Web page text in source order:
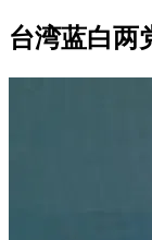
台湾蓝白两